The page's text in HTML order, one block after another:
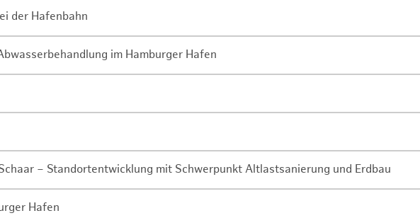
der Hafenbahn
im Hamburger Hafen
– Standortentwicklung mit Schwerpunkt Altlastsanierung und Erdbau
Hafen